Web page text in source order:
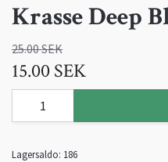
Krasse Deep
25.00 SEK
15.00 SEK
Lagersaldo: 186